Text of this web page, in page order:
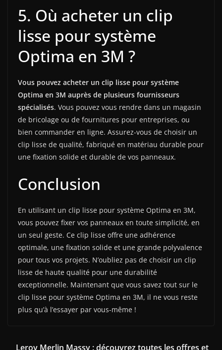
5. Où acheter un clip
lisse pour système
Optima en 3M ?
Vous pouvez acheter un clip lisse pour système
Optima en 3M auprès de plusieurs fournisseurs
spécialisés. Vous pouvez vous rendre dans un magasin
de bricolage ou de fournitures pour entreprises, ou
bien commander en ligne. Assurez-vous de choisir un
clip lisse de qualité, fabriqué en matériau durable pour
une fixation solide et durable de vos panneaux.
Conclusion
En utilisant un clip lisse pour système Optima en 3M,
vous pouvez fixer vos panneaux en toute simplicité, en
un seul geste. Ce clip lisse offre une adhérence
optimale, une fixation solide et une grande polyvalence
pour tous vos projets. N’oubliez pas de choisir un clip
lisse de haute qualité pour une durabilité
exceptionnelle. Maintenant que vous savez tout sur le
clip lisse pour système Optima en 3M, il ne vous reste
plus qu’à l’essayer par vous-même !
Leroy Merlin Massy : découvrez toutes les offres et